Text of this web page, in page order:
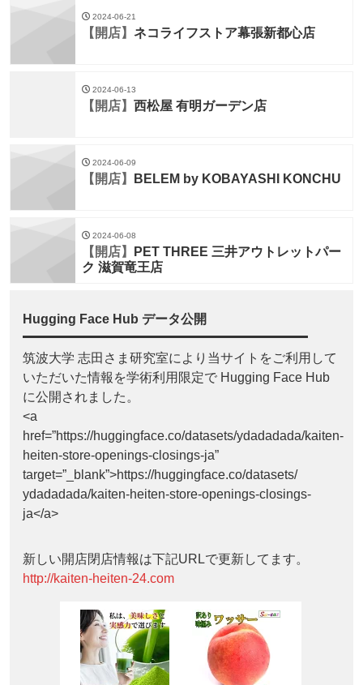
2024-06-21
【開店】 ネコライフストア幕張新都心店
2024-06-13
【開店】 西松屋 有明ガーデン店
2024-06-09
【開店】 BELEM by KOBAYASHI KONCHU
2024-06-08
【開店】
PET THREE 三井アウトレットパー
ク 滋賀竜王店
Hugging Face Hub データ公開
筑波大学 志田さま研究室により当サイトをご利用して
いただいた情報を学術利用限定で Hugging Face Hub
に公開されました。
<a
href=”https://huggingface.co/datasets/ydadadada/kaiten-
heiten-store-openings-closings-ja”
target=”_blank”>https://huggingface.co/datasets/
ydadadada/kaiten-heiten-store-openings-closings-
ja</a>
新しい開店閉店情報は下記URLで更新してます。
http://kaiten-heiten-24.com